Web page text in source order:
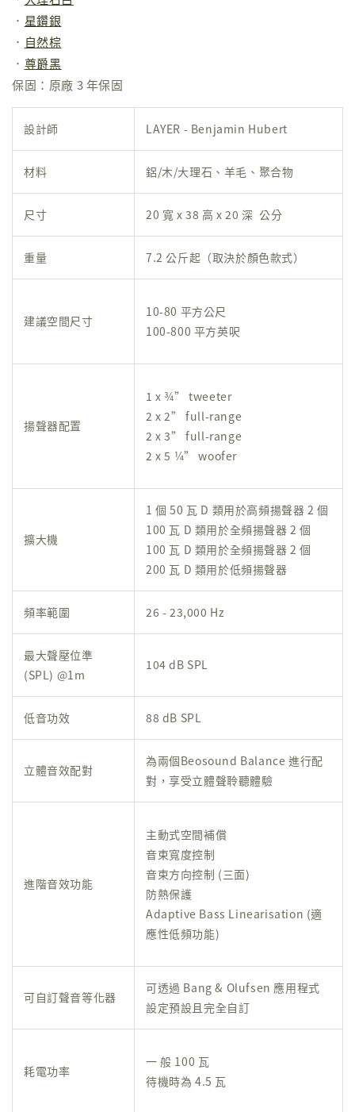
． 星鑽銀
． 自然棕
． 尊爵黑
保固：原廠 3 年保固
設計師 LAYER - Benjamin Hubert
材料 鋁/木/大理石、羊毛、聚合物
尺寸 20 寬 x 38 高 x 20 深 公分
重量 7.2 公斤起（取決於顏色款式）
建議空間尺寸
10-80 平方公尺
100-800 平方英呎
揚聲器配置
1 x ¾” tweeter
2 x 2” full-range
2 x 3” full-range
2 x 5 ¼” woofer
擴大機
1 個 50 瓦 D 類用於高頻揚聲器 2 個
100 瓦 D 類用於全頻揚聲器 2 個
100 瓦 D 類用於全頻揚聲器 2 個
200 瓦 D 類用於低頻揚聲器
頻率範圍 26 - 23,000 Hz
最大聲壓位準
(SPL) @1m
104 dB SPL
低音功效 88 dB SPL
立體音效配對
為兩個Beosound Balance 進行配
對，享受立體聲聆聽體驗
進階音效功能
主動式空間補償
音束寬度控制
音束方向控制 (三面)
防熱保護
Adaptive Bass Linearisation (適
應性低頻功能)
可自訂聲音等化器
可透過 Bang & Olufsen 應用程式
設定預設且完全自訂
耗電功率
一 般 100 瓦
待機時為 4.5 瓦